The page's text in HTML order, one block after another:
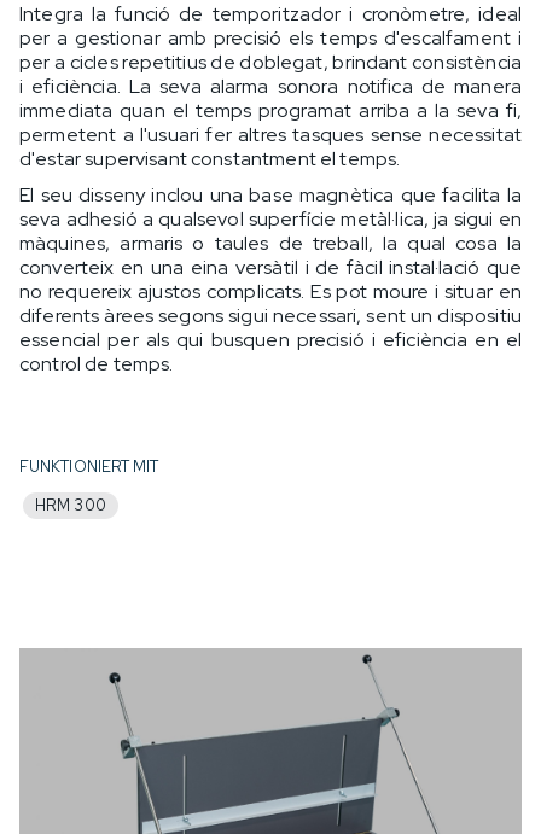
Integra la funció de temporitzador i cronòmetre, ideal
per a gestionar amb precisió els temps d'escalfament i
per a cicles repetitius de doblegat, brindant consistència
i eficiència. La seva alarma sonora notifica de manera
immediata quan el temps programat arriba a la seva fi,
permetent a l'usuari fer altres tasques sense necessitat
d'estar supervisant constantment el temps.
El seu disseny inclou una base magnètica que facilita la
seva adhesió a qualsevol superfície metàl·lica, ja sigui en
màquines, armaris o taules de treball, la qual cosa la
converteix en una eina versàtil i de fàcil instal·lació que
no requereix ajustos complicats. Es pot moure i situar en
diferents àrees segons sigui necessari, sent un dispositiu
essencial per als qui busquen precisió i eficiència en el
control de temps.
FUNKTIONIERT MIT
HRM 300